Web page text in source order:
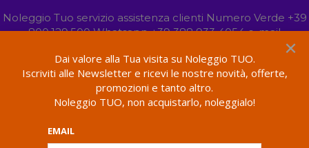
HOME DESIGNER
by Amanda Thompson
BOOK NOW
Lavora Con Noi Convenzione Fornitori Contract Client
Home Prodotti taggati “osmosi inversa”
osmosi inversa
Noleggio Tuo servizio assistenza clienti Numero Verde +39
800.129.500 Whatsapp +39 388 933 4054 e-mail ×
Dai valore alla Tua visita su Noleggio TUO.
Iscriviti alle Newsletter e ricevi le nostre novità, offerte,
promozioni e tanto altro.
Noleggio TUO, non acquistarlo, noleggialo!
EMAIL